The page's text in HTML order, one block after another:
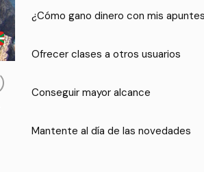
¿Cómo gano dinero con mis
Ofrecer clases a otros usuarios
Conseguir mayor alcance
Mantente al día de las novedades